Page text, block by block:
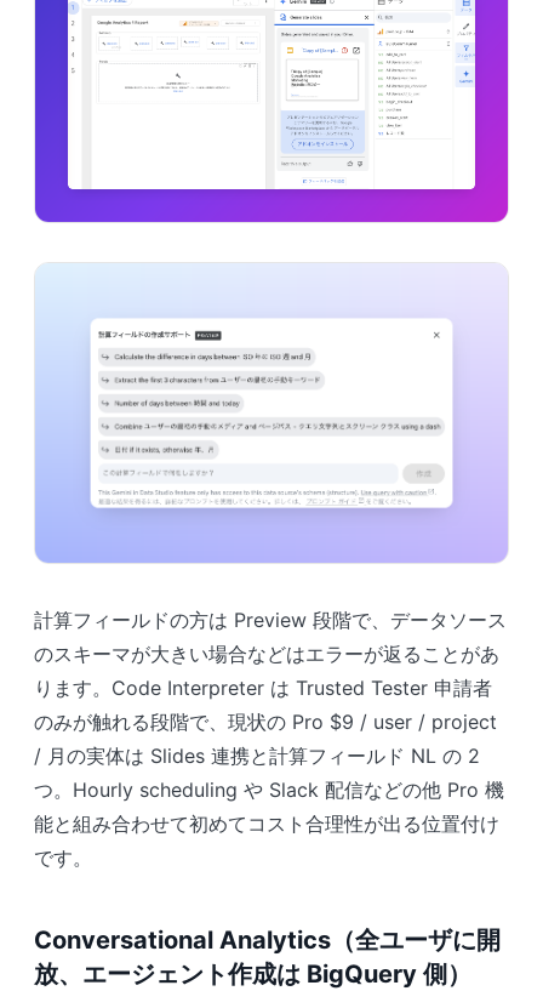
計算フィールドの方は Preview 段階で、データソース
のスキーマが大きい場合などはエラーが返ることがあ
ります。Code Interpreter は Trusted Tester 申請者
のみが触れる段階で、現状の Pro $9 / user / project
/ 月の実体は Slides 連携と計算フィールド NL の 2
つ。Hourly scheduling や Slack 配信などの他 Pro 機
能と組み合わせて初めてコスト合理性が出る位置付け
です。
Conversational Analytics（全ユーザに開
放、エージェント作成は BigQuery 側）